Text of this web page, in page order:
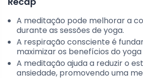
A meditação pode melhorar a
durante as sessões de yoga.
A respiração consciente é
maximizar os benefícios do
A meditação ajuda a reduzir o
ansiedade, promovendo uma